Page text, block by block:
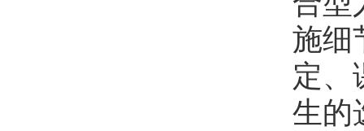
施细
定、
生的